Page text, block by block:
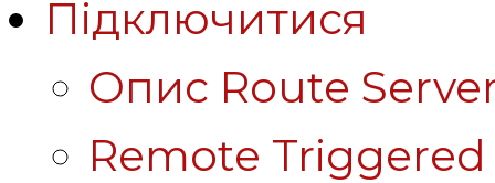
Підключитися
Опис Route
Remote